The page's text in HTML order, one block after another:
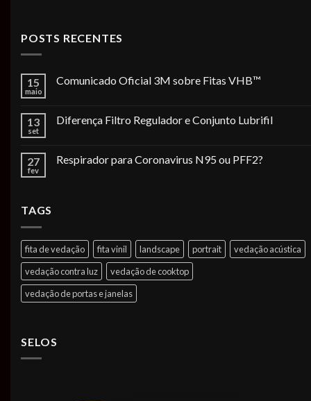
POSTS RECENTES
15
maio
Comunicado Oficial 3M sobre Fitas VHB™
13
set
Diferença Filtro Regulador e Conjunto Lubrifil
27
fev
Respirador para Coronavirus N95 ou PFF2?
TAGS
fita de vedação fita vinil landscape portrait
vedação acústica
vedação contra luz
vedação de cooktop
vedação de portas e janelas
SELOS